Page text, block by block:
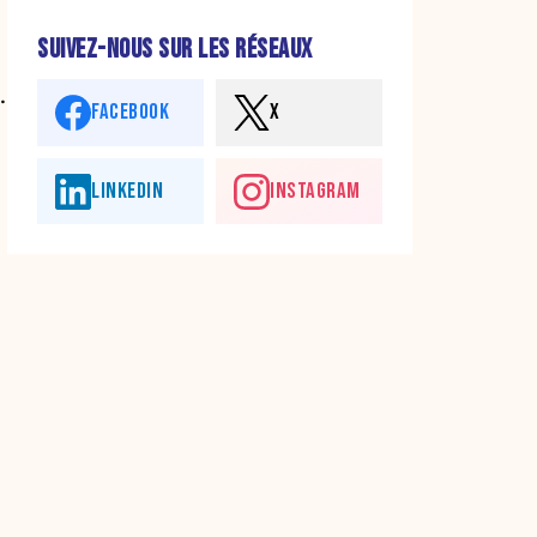
SUIVEZ-NOUS SUR LES RÉSEAUX
FACEBOOK X
LINKEDIN INSTAGRAM